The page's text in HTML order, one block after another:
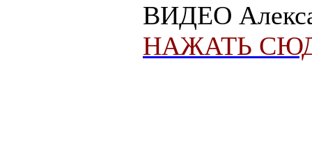
ВИДЕО
НАЖАТЬ